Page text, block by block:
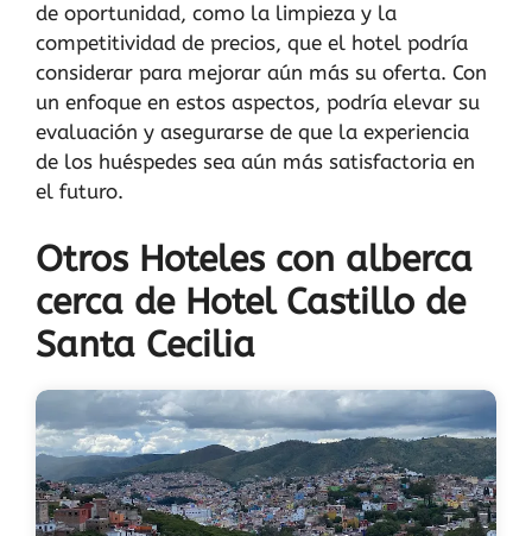
de oportunidad, como la limpieza y la
competitividad de precios, que el hotel podría
considerar para mejorar aún más su oferta. Con
un enfoque en estos aspectos, podría elevar su
evaluación y asegurarse de que la experiencia
de los huéspedes sea aún más satisfactoria en
el futuro.
Otros Hoteles con alberca
cerca de Hotel Castillo de
Santa Cecilia